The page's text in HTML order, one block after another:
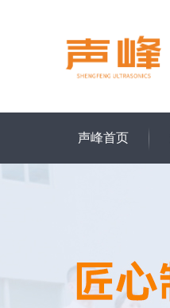
声峰首页